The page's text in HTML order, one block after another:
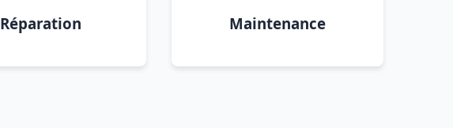
Réparation Maintenance